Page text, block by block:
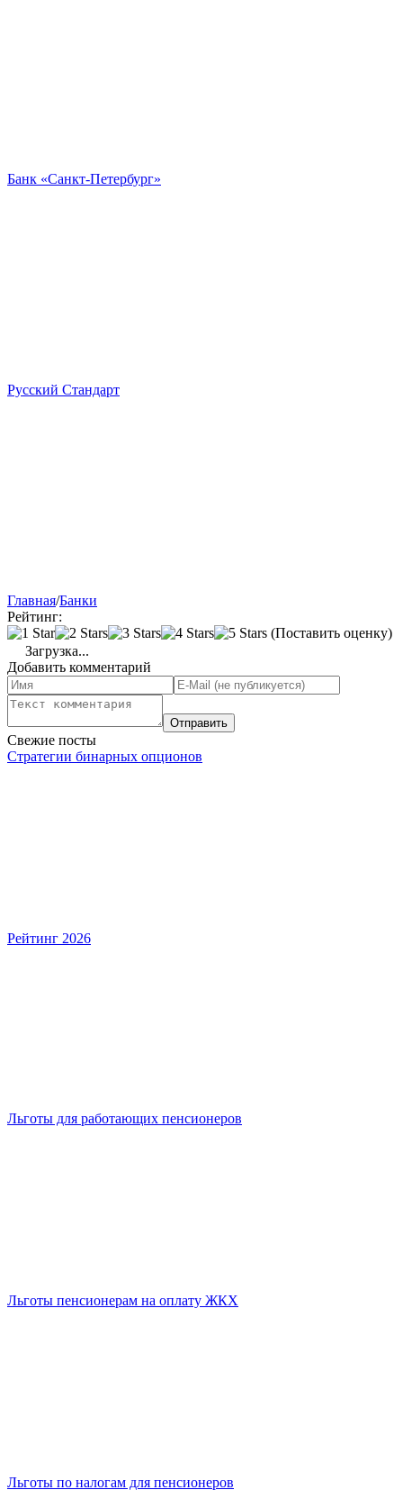
Банк «Санкт-Петербург»
Русский Стандарт
Главная/Банки
Рейтинг:
(Поставить оценку)
Загрузка...
Добавить комментарий
Свежие посты
Стратегии бинарных опционов
Рейтинг 2026
Льготы для работающих пенсионеров
Льготы пенсионерам на оплату ЖКХ
Льготы по налогам для пенсионеров